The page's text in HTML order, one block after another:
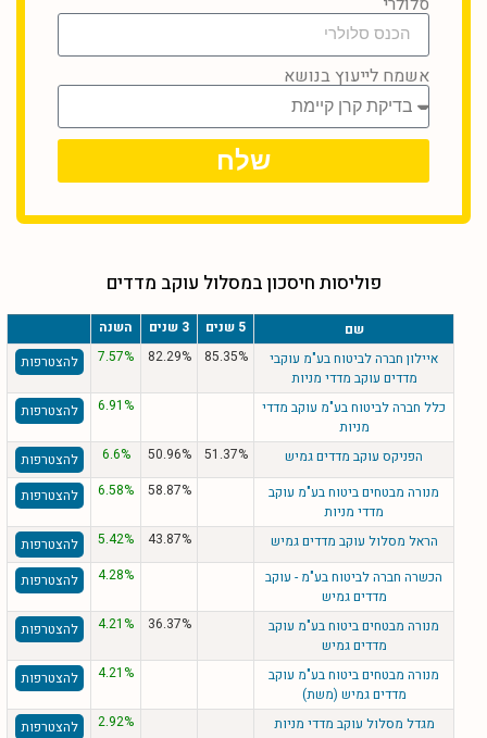
אשמח לייעוץ בנושא
שלח
פוליסות חיסכון במסלול עוקב מדדים
שם 5 שנים 3 שנים
השנה
איילון חברה לביטוח בע"מ עוקבי
מדדים עוקב מדדי מניות
85.35%
82.29%
7.57% להצטרפות
כלל חברה לביטוח בע"מ עוקב מדדי
מניות
6.91% להצטרפות
הפניקס עוקב מדדים גמיש 51.37%
50.96%
6.6%
להצטרפות
מנורה מבטחים ביטוח בע"מ עוקב
מדדי מניות
58.87%
6.58% להצטרפות
הראל מסלול עוקב מדדים גמיש 43.87%
5.42%
להצטרפות
הכשרה חברה לביטוח בע"מ - עוקב
מדדים גמיש
4.28% להצטרפות
מנורה מבטחים ביטוח בע"מ עוקב
מדדים גמיש
36.37%
4.21% להצטרפות
מנורה מבטחים ביטוח בע"מ עוקב
מדדים גמיש (משת)
4.21% להצטרפות
מגדל מסלול עוקב מדדי מניות 2.92%
להצטרפות